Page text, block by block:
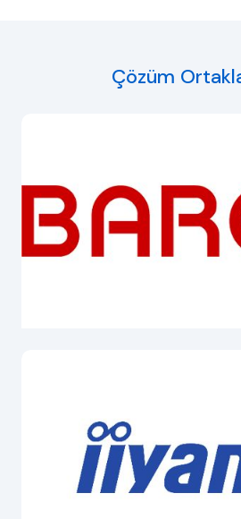
Çözüm